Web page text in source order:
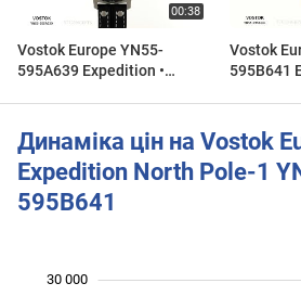
Vostok Europe YN55-
595A639 Expedition •
Vostok
595B641
Динаміка цін на Vostok
Expedition North Pole-1
595B641
30 000